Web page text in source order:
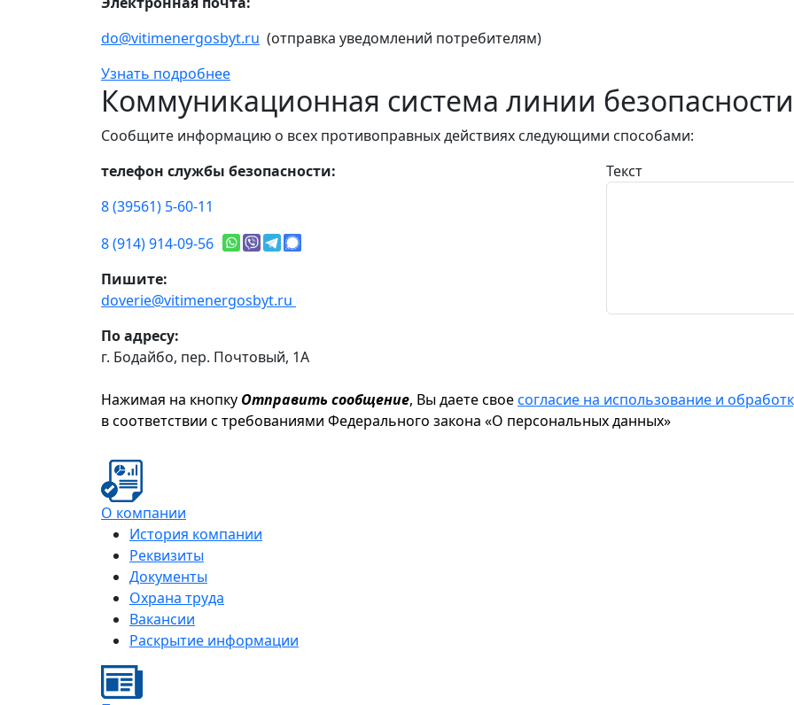
do@vitimenergosbyt.ru (отправка уведомлений потребителям)
Узнать подробнее
Коммуникационная система линии безопасности
Сообщите информацию о всех противоправных действиях следующими способами:
телефон службы безопасности:
8 (39561) 5-60-11
8 (914) 914-09-56
Пишите:
doverie@vitimenergosbyt.ru
По адресу:
г. Бодайбо, пер. Почтовый, 1А
Текст
Нажимая на кнопку Отправить сообщение, Вы даете своесогласие на использование и
в соответствии с требованиями Федерального закона «О персональных данных»
О компании
История компании
Реквизиты
Документы
Охрана труда
Вакансии
Раскрытие информации